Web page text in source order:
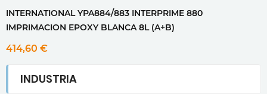
INTERNATIONAL YPA884/883 INTERPRIME 880
IMPRIMACION EPOXY BLANCA 8L (A+B)
414,60 €
INDUSTRIA